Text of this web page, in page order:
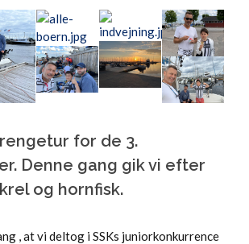
for de 3.
Denne gang gik vi efter
og hornfisk.
, at vi deltog i SSKs juniorkonkurrence